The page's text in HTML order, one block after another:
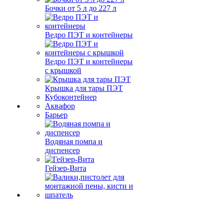
Бочки от 5 л до 227 л
Ведро ПЭТ и контейнеры
Ведро ПЭТ и контейнеры
с крышкой
Крышка для тары ПЭТ
Кубоконтейнер
Аквафор
Барьер
Водяная помпа и
диспенсер
Гейзер-Вита